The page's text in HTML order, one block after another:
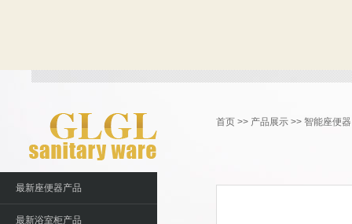
最新座便器产品
最新浴室柜产品
首页 >> 产品展示 >> 智能座便器